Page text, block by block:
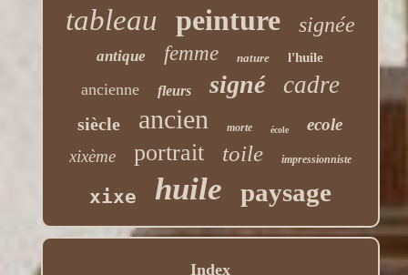
tableau peinture signée
antique femme nature l'huile
ancienne fleurs signé cadre
siècle ancien morte école
ecole
xixème
portrait toile impressionniste
xixe huile paysage
Index